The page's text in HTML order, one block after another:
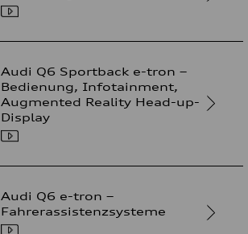
Audi Q6 Sportback e-tron –
Bedienung, Infotainment,
Augmented Reality Head-up-
Display
Audi Q6 e-tron –
Fahrerassistenzsysteme